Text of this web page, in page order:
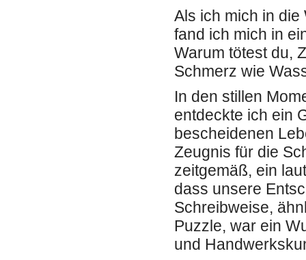
Als ich mich in
fand ich mich in
Warum tötest du,
Schmerz wie
In den stillen
entdeckte ich ein
bescheidenen
Zeugnis für die
zeitgemäß, ein
dass unsere
Schreibweise,
Puzzle, war ein
und